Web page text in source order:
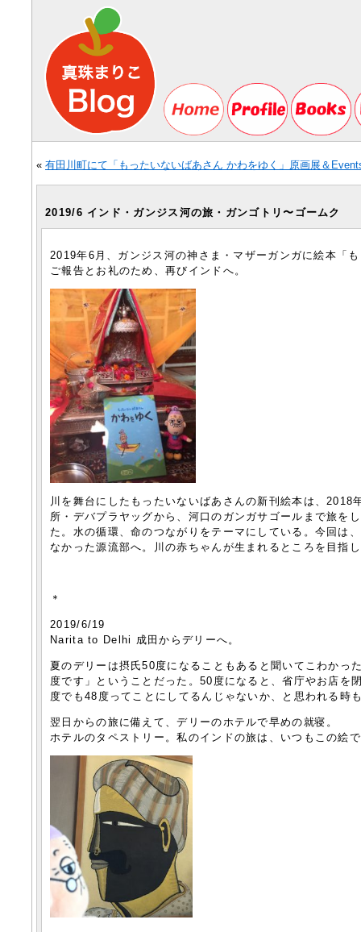
« 有田川町にて「もったいないばあさん かわをゆく」原画展＆
2019/6 インド・ガンジス河の旅・ガンゴトリ〜ゴームク
2019年6月、ガンジス河の神さま・マザーガンガに絵本「
ご報告とお礼のため、再びインドへ。
川を舞台にしたもったいないばあさんの新刊絵本は、2018
所・デバプラヤッグから、河口のガンガサゴールまで旅を
た。水の循環、命のつながりをテーマにしている。今回は
なかった源流部へ。川の赤ちゃんが生まれるところを目指
＊
2019/6/19
Narita to Delhi 成田からデリーへ。
夏のデリーは摂氏50度になることもあると聞いてこわかっ
度です」ということだった。50度になると、省庁やお店を
度でも48度ってことにしてるんじゃないか、と思われる時
翌日からの旅に備えて、デリーのホテルで早めの就寝。
ホテルのタペストリー。私のインドの旅は、いつもこの絵